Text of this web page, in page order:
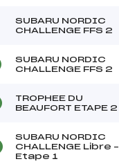
SUBARU NORDIC
CHALLENGE FFS 2
SUBARU NORDIC
CHALLENGE FFS 2
TROPHEE DU
BEAUFORT ETAPE 2
SUBARU NORDIC
CHALLENGE Libre –
Etape 1